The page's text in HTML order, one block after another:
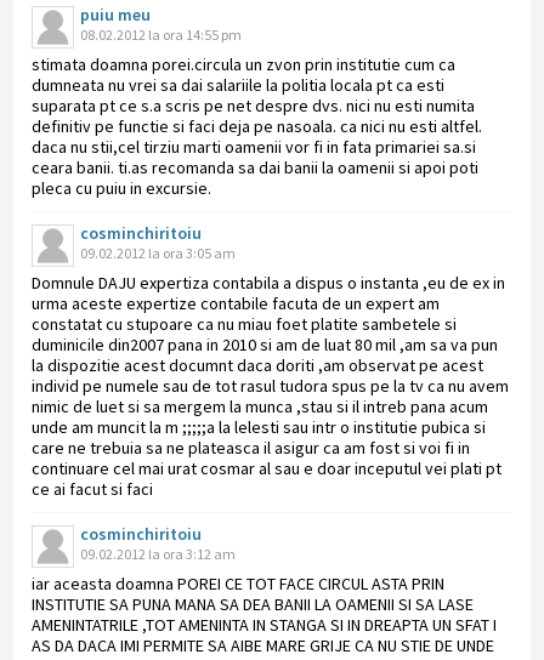
puiu meu
08.02.2012 la ora 14:55 pm
stimata doamna porei.circula un zvon prin institutie cum ca
dumneata nu vrei sa dai salariile la politia locala pt ca esti
suparata pt ce s.a scris pe net despre dvs. nici nu esti numita
definitiv pe functie si faci deja pe nasoala. ca nici nu esti altfel.
daca nu stii,cel tirziu marti oamenii vor fi in fata primariei sa.si
ceara banii. ti.as recomanda sa dai banii la oamenii si apoi poti
pleca cu puiu in excursie.
cosminchiritoiu
09.02.2012 la ora 3:05 am
Domnule DAJU expertiza contabila a dispus o instanta ,eu de ex in
urma aceste expertize contabile facuta de un expert am
constatat cu stupoare ca nu miau foet platite sambetele si
duminicile din2007 pana in 2010 si am de luat 80 mil ,am sa va pun
la dispozitie acest documnt daca doriti ,am observat pe acest
individ pe numele sau de tot rasul tudora spus pe la tv ca nu avem
nimic de luet si sa mergem la munca ,stau si il intreb pana acum
unde am muncit la m ;;;;;a la lelesti sau intr o institutie pubica si
care ne trebuia sa ne plateasca il asigur ca am fost si voi fi in
continuare cel mai urat cosmar al sau e doar inceputul vei plati pt
ce ai facut si faci
cosminchiritoiu
09.02.2012 la ora 3:12 am
iar aceasta doamna POREI CE TOT FACE CIRCUL ASTA PRIN
INSTITUTIE SA PUNA MANA SA DEA BANII LA OAMENII SI SA LASE
AMENINTATRILE ,TOT AMENINTA IN STANGA SI IN DREAPTA UN SFAT I
AS DA DACA IMI PERMITE SA AIBE MARE GRIJE CA NU STIE DE UNDE